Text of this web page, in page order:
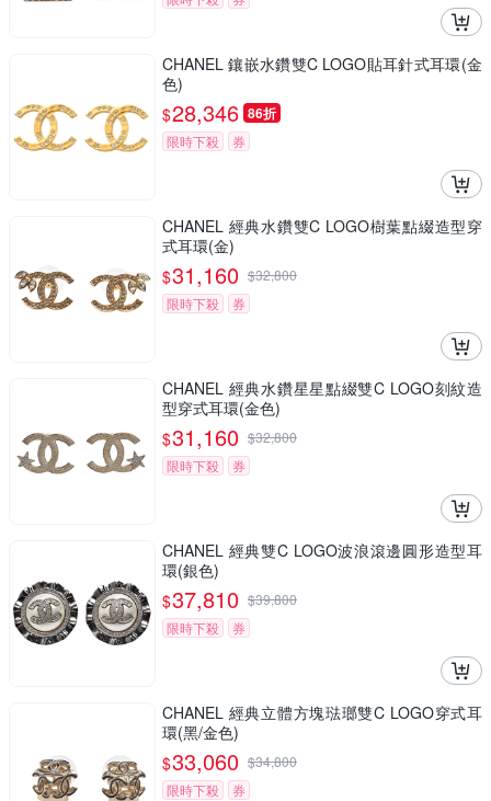
CHANEL 鑲嵌水鑽雙C LOGO貼耳針式耳環(金
色)
$28,346 86折
限時下殺 券
CHANEL 經典水鑽雙C LOGO樹葉點綴造型穿
式耳環(金)
$31,160 $32,800
限時下殺
券
CHANEL 經典水鑽星星點綴雙C LOGO刻紋造
型穿式耳環(金色)
$31,160 $32,800
限時下殺
券
CHANEL 經典雙C LOGO波浪滾邊圓形造型耳
環(銀色)
$37,810 $39,800
限時下殺
券
CHANEL 經典立體方塊琺瑯雙C LOGO穿式耳
環(黑/金色)
$33,060 $34,800
限時下殺
券